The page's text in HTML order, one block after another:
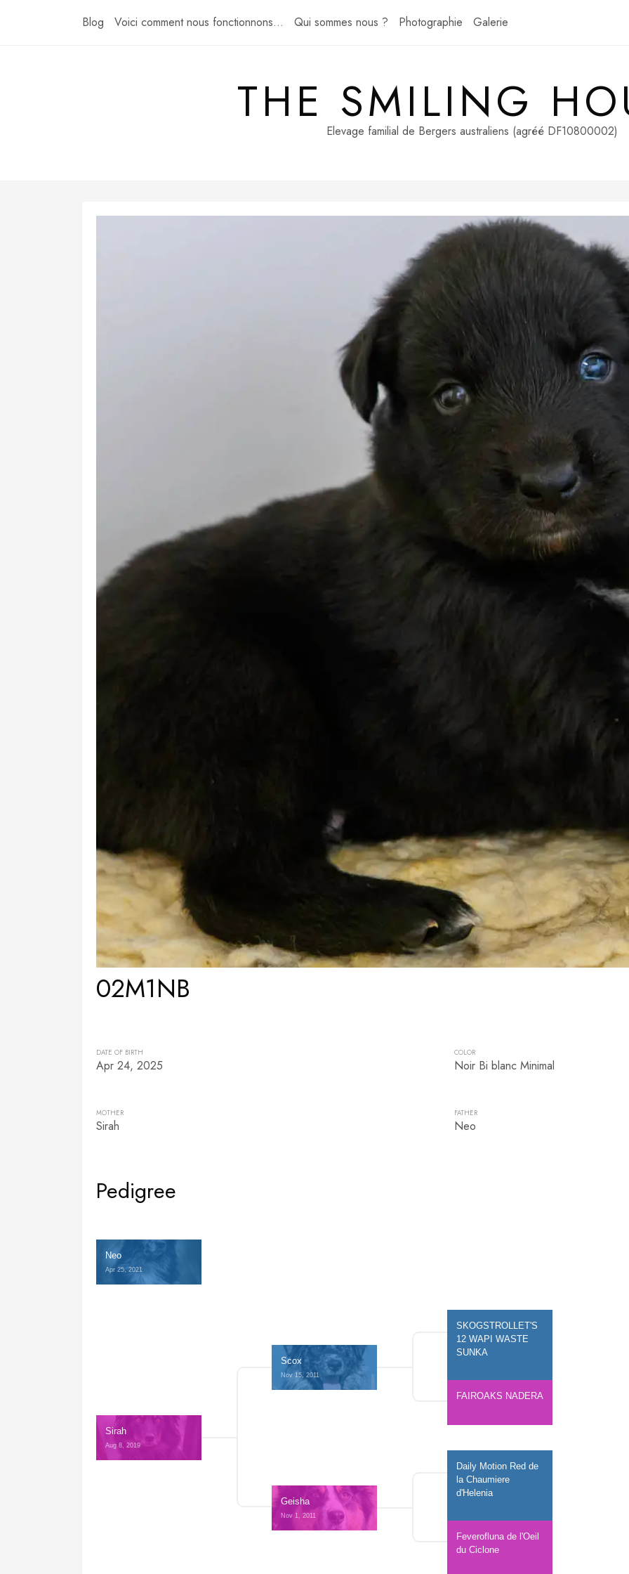
Blog Voici comment nous fonctionnons… Qui sommes nous ? Photographie Galerie
THE SMILING
Elevage familial de Bergers australiens (agréé DF10800002)
02M1NB
DATE OF BIRTH
Apr 24, 2025
COLOR
Noir Bi blanc Minimal
MOTHER
Sirah
FATHER
Neo
Pedigree
Neo
Apr 25, 2021
Sirah
Aug 8, 2019
Scox
Nov 15, 2011
SKOGSTROLLET'S
12 WAPI WASTE
SUNKA
FAIROAKS NADERA
Geisha
Nov 1, 2011
Daily Motion Red de
la Chaumiere
d'Helenia
Feverofluna de l'Oeil
du Ciclone